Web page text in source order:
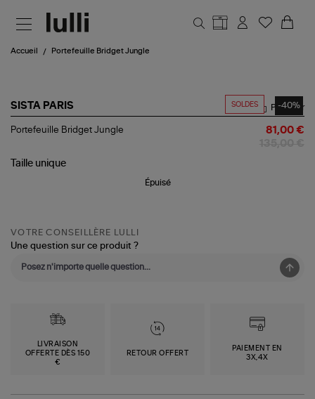
Accueil Portefeuille Bridget Jungle
SOLDES -40%
SISTA PARIS
Portefeuille
Partager
Portefeuille Bridget Jungle 81,00 €
Taille unique
Épuisé
VOTRE CONSEILLÈRE LULLI
Une question sur ce produit ?
LIVRAISON
OFFERTE DÈS 150
€
RETOUR OFFERT
PAIEMENT EN
3X,4X